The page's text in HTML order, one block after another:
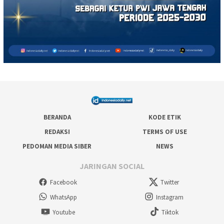
BERANDA
KODE ETIK
REDAKSI
TERMS OF USE
PEDOMAN MEDIA SIBER
NEWS
JARINGAN SOCIAL
Facebook
Twitter
WhatsApp
Instagram
Youtube
Tiktok